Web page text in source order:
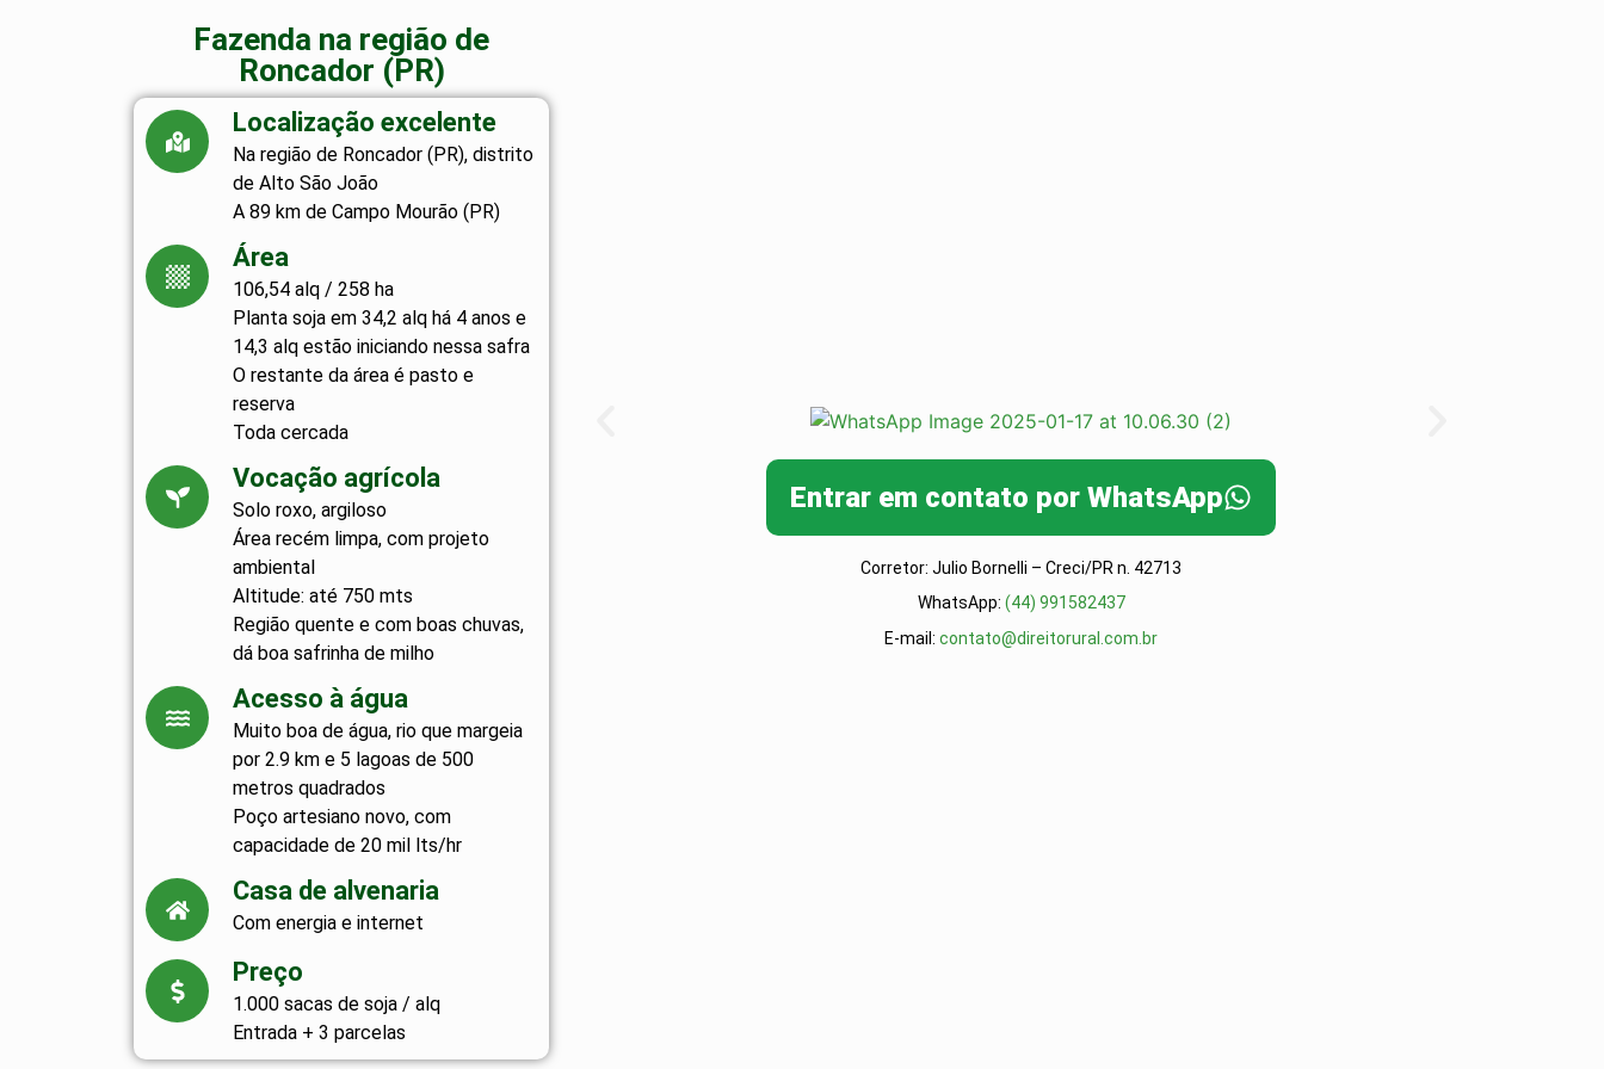
Fazenda na região de
Roncador (PR)
Localização excelente
Na região de Roncador (PR), distrito
de Alto São João
A 89 km de Campo Mourão (PR)
Área
106,54 alq / 258 ha
Planta soja em 34,2 alq há 4 anos e
14,3 alq estão iniciando nessa safra
O restante da área é pasto e
reserva
Toda cercada
Vocação agrícola
Solo roxo, argiloso
Área recém limpa, com projeto
ambiental
Altitude: até 750 mts
Região quente e com boas chuvas,
dá boa safrinha de milho
Acesso à água
Muito boa de água, rio que margeia
por 2.9 km e 5 lagoas de 500
metros quadrados
Poço artesiano novo, com
capacidade de 20 mil lts/hr
Casa de alvenaria
Com energia e internet
Preço
1.000 sacas de soja / alq
Entrada + 3 parcelas
Entrar em contato por WhatsApp
Corretor:Julio Bornelli – Creci/PR n. 42713
WhatsApp: (44) 991582437
E-mail:contato@direitorural.com.br